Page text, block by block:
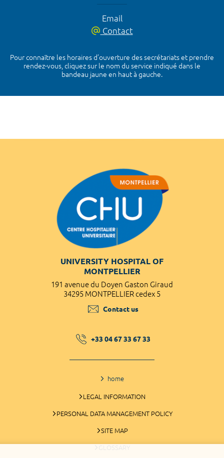
Email
Contact
Pour connaître les horaires d’ouverture des secrétariats et prendre
rendez-vous, cliquez sur le nom du service indiqué dans le
bandeau jaune en haut à gauche.
UNIVERSITY HOSPITAL OF
MONTPELLIER
191 avenue du Doyen Gaston Giraud
34295 MONTPELLIER cedex 5
Contact us
+33 04 67 33 67 33
home
LEGAL INFORMATION
PERSONAL DATA MANAGEMENT POLICY
SITE MAP
GLOSSARY